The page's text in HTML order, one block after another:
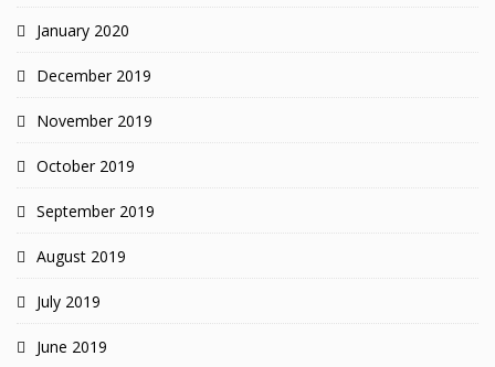
January 2020
December 2019
November 2019
October 2019
September 2019
August 2019
July 2019
June 2019